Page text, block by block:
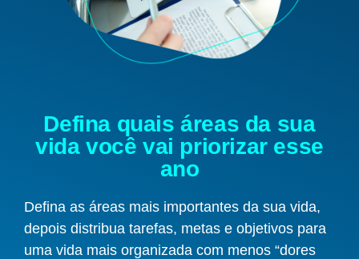
Defina quais áreas da sua
vida você vai priorizar esse
ano
Defina as áreas mais importantes da sua vida,
depois distribua tarefas, metas e objetivos para
uma vida mais organizada com menos “dores